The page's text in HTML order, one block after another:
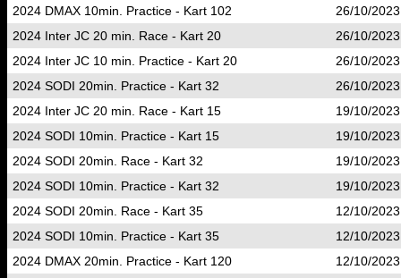
2024 DMAX 10min. Practice - Kart 102
26/10/
2024 Inter JC 20 min. Race - Kart 20
26/10/
2024 Inter JC 10 min. Practice - Kart 20
26/10/
2024 SODI 20min. Practice - Kart 32
26/10/
2024 Inter JC 20 min. Race - Kart 15
19/10/
2024 SODI 10min. Practice - Kart 15
19/10/
2024 SODI 20min. Race - Kart 32
19/10/
2024 SODI 10min. Practice - Kart 32
19/10/
2024 SODI 20min. Race - Kart 35
12/10/
2024 SODI 10min. Practice - Kart 35
12/10/
2024 DMAX 20min. Practice - Kart 120
12/10/